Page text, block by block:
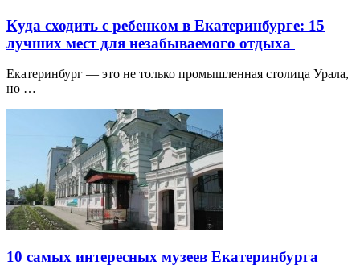
Куда сходить с ребенком в Екатеринбурге: 15
лучших мест для незабываемого отдыха
Екатеринбург — это не только промышленная столица Урала,
но …
10 самых интересных музеев Екатеринбурга